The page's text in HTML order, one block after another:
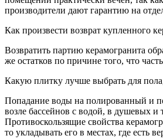
производители дают гарантию на
Как произвести возврат купленного
Возвратить партию керамогранита
же остатков по причине того, что
Какую плитку лучше выбрать для
Попадание воды на полированный и
возле бассейнов с водой, в душевых и
Противоскользящие свойства
то укладывать его в местах, где есть